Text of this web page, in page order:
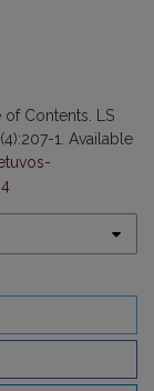
of Contents. LS
1. Available